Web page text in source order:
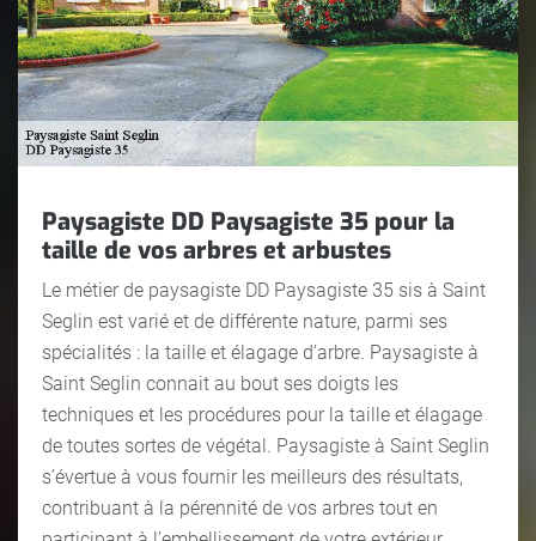
Paysagiste DD Paysagiste 35 pour la
taille de vos arbres et arbustes
Le métier de paysagiste DD Paysagiste 35 sis à Saint
Seglin est varié et de différente nature, parmi ses
spécialités : la taille et élagage d’arbre. Paysagiste à
Saint Seglin connait au bout ses doigts les
techniques et les procédures pour la taille et élagage
de toutes sortes de végétal. Paysagiste à Saint Seglin
s’évertue à vous fournir les meilleurs des résultats,
contribuant à la pérennité de vos arbres tout en